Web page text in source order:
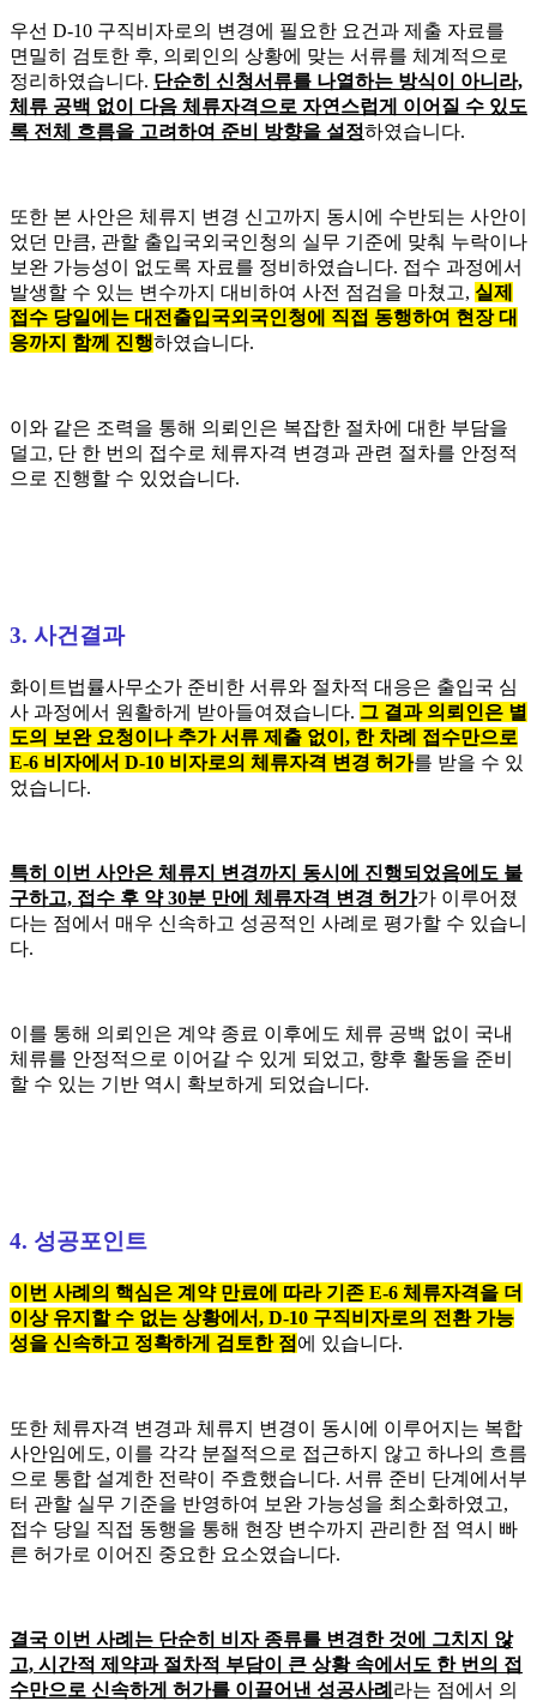
우선 D-10 구직비자로의 변경에 필요한 요건과 제출 자료를
면밀히 검토한 후, 의뢰인의 상황에 맞는 서류를 체계적으로
정리하였습니다. 단순히 신청서류를 나열하는 방식이 아니라,
체류 공백 없이 다음 체류자격으로 자연스럽게 이어질 수 있도
록 전체 흐름을 고려하여 준비 방향을 설정하였습니다.
또한 본 사안은 체류지 변경 신고까지 동시에 수반되는 사안이
었던 만큼, 관할 출입국외국인청의 실무 기준에 맞춰 누락이나
보완 가능성이 없도록 자료를 정비하였습니다. 접수 과정에서
발생할 수 있는 변수까지 대비하여 사전 점검을 마쳤고, 실제
접수 당일에는 대전출입국외국인청에 직접 동행하여 현장 대
응까지 함께 진행하였습니다.
이와 같은 조력을 통해 의뢰인은 복잡한 절차에 대한 부담을
덜고, 단 한 번의 접수로 체류자격 변경과 관련 절차를 안정적
으로 진행할 수 있었습니다.
3. 사건결과
화이트법률사무소가 준비한 서류와 절차적 대응은 출입국 심
사 과정에서 원활하게 받아들여졌습니다. 그 결과 의뢰인은 별
도의 보완 요청이나 추가 서류 제출 없이, 한 차례 접수만으로
E-6 비자에서 D-10 비자로의 체류자격 변경 허가를 받을 수 있
었습니다.
특히 이번 사안은 체류지 변경까지 동시에 진행되었음에도 불
구하고, 접수 후 약 30분 만에 체류자격 변경 허가가 이루어졌
다는 점에서 매우 신속하고 성공적인 사례로 평가할 수 있습니
다.
이를 통해 의뢰인은 계약 종료 이후에도 체류 공백 없이 국내
체류를 안정적으로 이어갈 수 있게 되었고, 향후 활동을 준비
할 수 있는 기반 역시 확보하게 되었습니다.
4. 성공포인트
이번 사례의 핵심은 계약 만료에 따라 기존 E-6 체류자격을 더
이상 유지할 수 없는 상황에서, D-10 구직비자로의 전환 가능
성을 신속하고 정확하게 검토한 점 에 있습니다.
또한 체류자격 변경과 체류지 변경이 동시에 이루어지는 복합
사안임에도, 이를 각각 분절적으로 접근하지 않고 하나의 흐름
으로 통합 설계한 전략이 주효했습니다. 서류 준비 단계에서부
터 관할 실무 기준을 반영하여 보완 가능성을 최소화하였고,
접수 당일 직접 동행을 통해 현장 변수까지 관리한 점 역시 빠
른 허가로 이어진 중요한 요소였습니다.
결국 이번 사례는 단순히 비자 종류를 변경한 것에 그치지 않
고, 시간적 제약과 절차적 부담이 큰 상황 속에서도 한 번의 접
수만으로 신속하게 허가를 이끌어낸 성공사례 라는 점에서 의